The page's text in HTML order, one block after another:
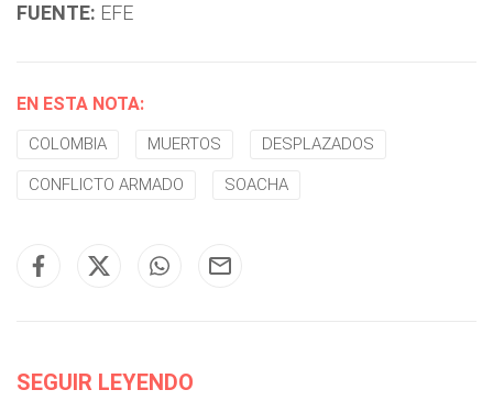
FUENTE: EFE
EN ESTA NOTA:
COLOMBIA MUERTOS DESPLAZADOS
CONFLICTO ARMADO SOACHA
SEGUIR LEYENDO